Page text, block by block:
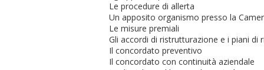
Le procedure di allerta
Un apposito organismo presso la
Le misure premiali
Gli accordi di ristrutturazione e i piani di
Il concordato preventivo
Il concordato con continuità aziendale